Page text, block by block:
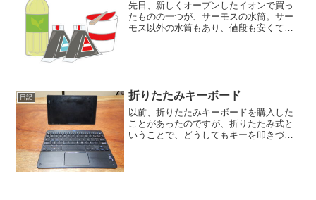
先日、新しくオープンしたイオンで買っ
たものの一つが、サーモスの水筒。サー
モス以外の水筒もあり、値段も安くて良
日記 折りたたみキーボード
以前、折りたたみキーボードを購入した
ことがあったのですが、折りたたみ式と
いうことで、どうしてもキーを叩きづら